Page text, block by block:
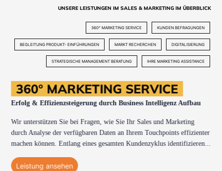
UNSERE LEISTUNGEN IM SALES & MARKETING IM ÜBERBLICK
360° MARKETING SERVICE KUNDEN BEFRAGUNGEN
BEGLEITUNG PRODUKT- EINFÜHRUNGEN MARKT RECHERCHEN DIGITALISIERUNG
STRATEGISCHE MANAGEMENT BERATUNG IHRE MARKETING ASSISTANCE
360° MARKETING SERVICE
Erfolg & Effizienzsteigerung durchBusiness Intelligenz Aufbau
​Wir unterstützen Sie bei Fragen, wie Sie Ihr Sales und Marketing
durch Analyse der verfügbaren Daten an Ihrem Touchpoints effizienter
machen können. Entlang eines gesamten Kundenzyklus identifizieren...
Leistung ansehen